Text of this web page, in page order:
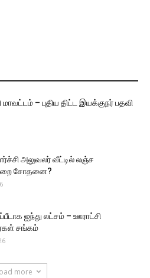
– புதிய திட்ட இயக்குநர் பதவி
அலுவலர் வீட்டில் லஞ்ச
சோதனை?
ஐந்து லட்சம் – ஊராட்சி
சங்கம்
more